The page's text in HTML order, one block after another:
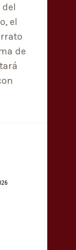
el
de